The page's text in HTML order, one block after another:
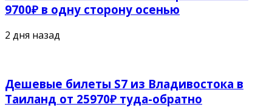
9700₽ в одну сторону осенью
2 дня назад
Дешевые билеты S7 из Владивостока в
Таиланд от 25970₽ туда-обратно